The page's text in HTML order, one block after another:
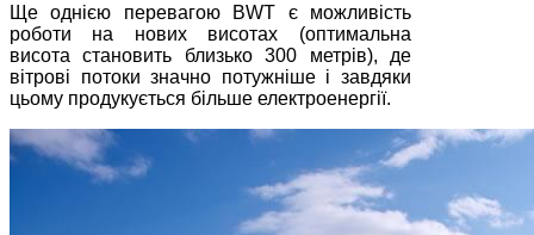
Ще однією перевагою BWT є можливість
роботи на нових висотах (оптимальна
висота становить близько 300 метрів), де
вітрові потоки значно потужніше і завдяки
цьому продукується більше електроенергії.